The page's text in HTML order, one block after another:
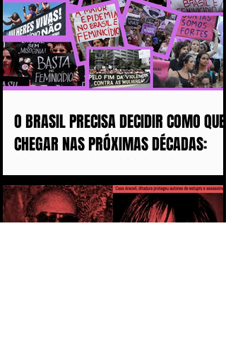
O BRASIL PRECISA DECIDIR COMO QUER
CHEGAR NAS PRÓXIMAS DÉCADAS:
MULHERES ASSASSINADAS